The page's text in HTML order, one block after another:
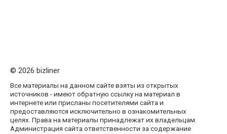
© 2026 bizliner
Все материалы на данном сайте взяты из открытых
источников - имеют обратную ссылку на материал в
интернете или присланы посетителями сайта и
предоставляются исключительно в ознакомительных
целях. Права на материалы принадлежат их владельцам.
Администрация сайта ответственности за содержание